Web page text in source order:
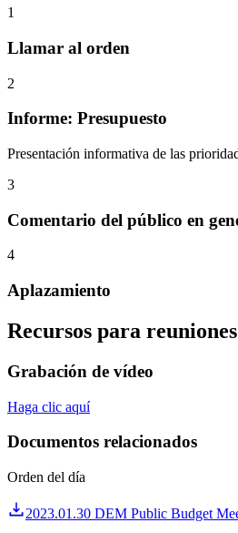
1
Llamar al orden
2
Informe: Presupuesto
Presentación informativa de las
3
Comentario del público en
4
Aplazamiento
Recursos para reuniones
Grabación de vídeo
Haga clic aquí
Documentos relacionados
Orden del día
2023.01.30 DEM Public Budget